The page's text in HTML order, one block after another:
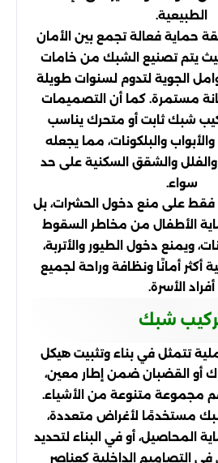
الطبيعية.
حماية فعالة تجمع بين الأمان
حيث يتم تصنيع الشبك من خامات
الجوية لتدوم لسنوات طويلة
مستمرة. كما أن التصميمات
شبك ثابت أو متحرك يناسب
والبلكونات، مما يجعله
والفلل والشقق السكنية على حد
سواء.
فقط على منع دخول الحشرات، بل
الأطفال من مخاطر السقوط
ويمنع دخول الطيور والأتربة،
أكثر أمانًا ونظافة وراحة لجميع
أفراد الأسرة.
شبك
تتمثل في بناء وتثبيت هيكل
أو القضبان ضمن إطار معين،
مجموعة متنوعة من الأشياء.
مستخدمًا لأغراض متعددة،
المحاصيل، أو في البناء لتحديد
التصاميم الداخلية كعناصر